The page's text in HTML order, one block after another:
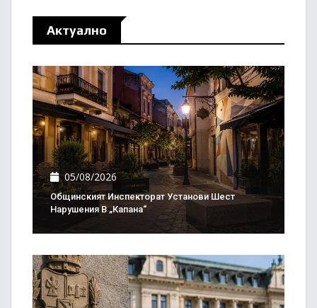
Актуално
05/08/2026
Общинският Инспекторат Установи Шест
Нарушения В „Капана“